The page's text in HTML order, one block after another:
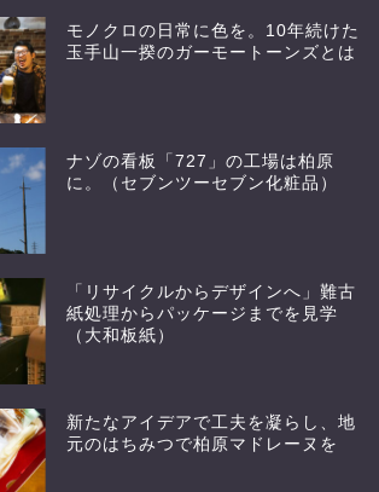
モノクロの日常に色を。10年続けた
玉手山一揆のガーモートーンズとは
ナゾの看板「727」の工場は柏原
に。（セブンツーセブン化粧品）
「リサイクルからデザインへ」難古
紙処理からパッケージまでを見学
（大和板紙）
新たなアイデアで工夫を凝らし、地
元のはちみつで柏原マドレーヌを